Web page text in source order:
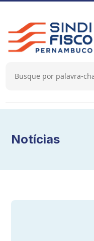
Notícias